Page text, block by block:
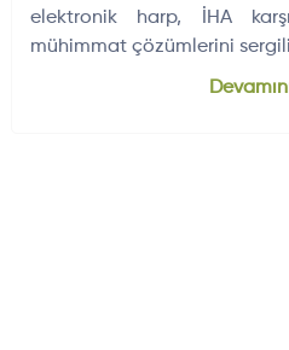
elektronik harp, İHA
mühimmat çözümlerini